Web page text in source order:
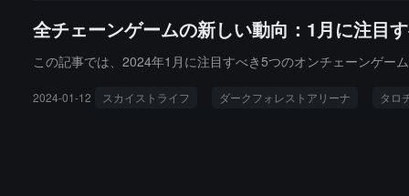
全チェーンゲームの新しい動向：1月に注目
この記事では、2024年1月に注目すべき5つのオンチェーンゲー
2024-01-12 スカイストライフ ダークフォレストアリーナ タロ